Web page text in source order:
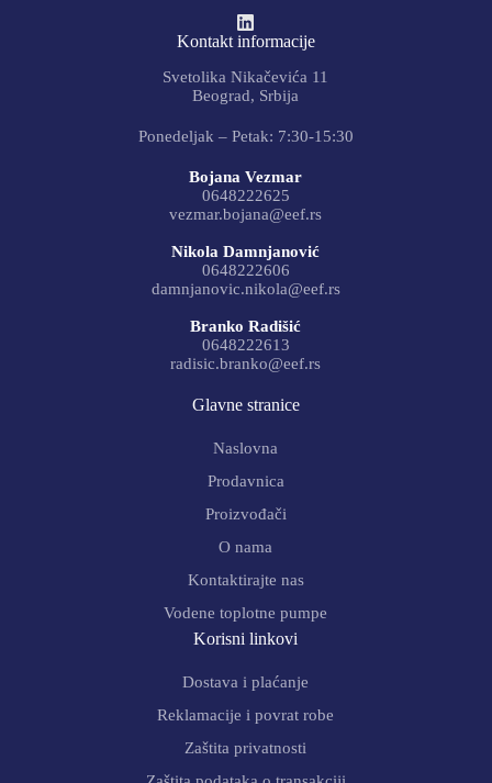
Kontakt informacije
Svetolika Nikačevića 11
Beograd, Srbija
Ponedeljak – Petak: 7:30-15:30
Bojana Vezmar
0648222625
vezmar.bojana@eef.rs
Nikola Damnjanović
0648222606
damnjanovic.nikola@eef.rs
Branko Radišić
0648222613
radisic.branko@eef.rs
Glavne stranice
Naslovna
Prodavnica
Proizvođači
O nama
Kontaktirajte nas
Vodene toplotne pumpe
Korisni linkovi
Dostava i plaćanje
Reklamacije i povrat robe
Zaštita privatnosti